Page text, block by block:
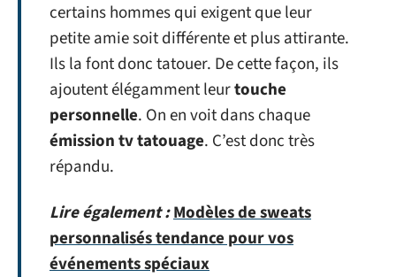
certains hommes qui exigent que leur
petite amie soit différente et plus attirante.
Ils la font donc tatouer. De cette façon, ils
ajoutent élégamment leurtouche
personnelle. On en voit dans chaque
émission tv tatouage. C’est donc très
répandu.
Lire également :Modèles de sweats
personnalisés tendance pour vos
événements spéciaux